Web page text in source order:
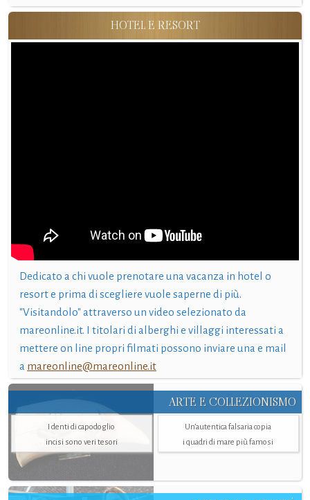
HOTEL E RESORT
Dedicato a chi vuole prenotare una vacanza in hotel o
resort e prima di scegliere vuole saperne di più.
"Visitandolo" attraverso un video selezionato da
mareonline.it. I titolari di alberghi e villaggi interessati a
mettere on line propri filmati possono inviare una e mail
a mareonline@mareonline.it
ARTE E COLLEZIONISMO
I denti di capodoglio
incisi sono veri tesori
Un’autentica falsaria copia
i quadri di mare più famosi